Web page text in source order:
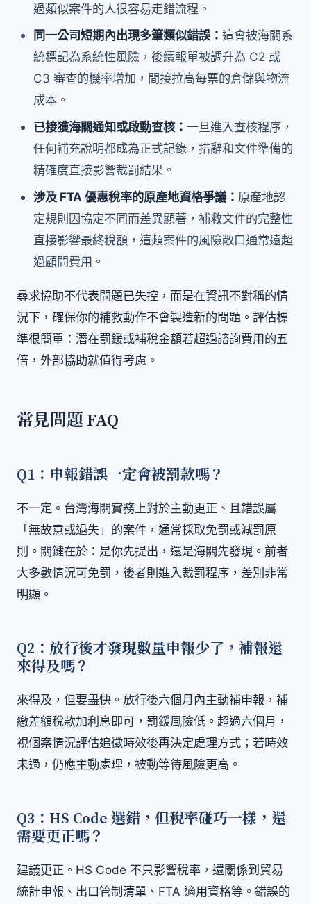
過類似案件的人很容易走錯流程。
同一公司短期內出現多筆類似錯誤：這會被海關系
統標記為系統性風險，後續報單被調升為 C2 或
C3 審查的機率增加，間接拉高每票的倉儲與物流
成本。
已接獲海關通知或啟動查核：一旦進入查核程序，
任何補充說明都成為正式記錄，措辭和文件準備的
精確度直接影響裁罰結果。
涉及 FTA 優惠稅率的原產地資格爭議： 原產地認
定規則因協定不同而差異顯著，補救文件的完整性
直接影響最終稅額，這類案件的風險敞口通常遠超
過顧問費用。
尋求協助不代表問題已失控，而是在資訊不對稱的情
況下，確保你的補救動作不會製造新的問題。評估標
準很簡單：潛在罰鍰或補稅金額若超過諮詢費用的五
倍，外部協助就值得考慮。
常見問題 FAQ
Q1：申報錯誤一定會被罰款嗎？
不一定。台灣海關實務上對於主動更正、且錯誤屬
「無故意或過失」的案件，通常採取免罰或減罰原
則。關鍵在於：是你先提出，還是海關先發現。前者
大多數情況可免罰，後者則進入裁罰程序，差別非常
明顯。
Q2：放行後才發現數量申報少了，補報還
來得及嗎？
來得及，但要盡快。放行後六個月內主動補申報，補
繳差額稅款加利息即可，罰鍰風險低。超過六個月，
視個案情況評估追徵時效後再決定處理方式；若時效
未過，仍應主動處理，被動等待風險更高。
Q3：HS Code 選錯，但稅率碰巧一樣，還
需要更正嗎？
建議更正。HS Code 不只影響稅率，還關係到貿易
統計申報、出口管制清單、FTA 適用資格等。錯誤的